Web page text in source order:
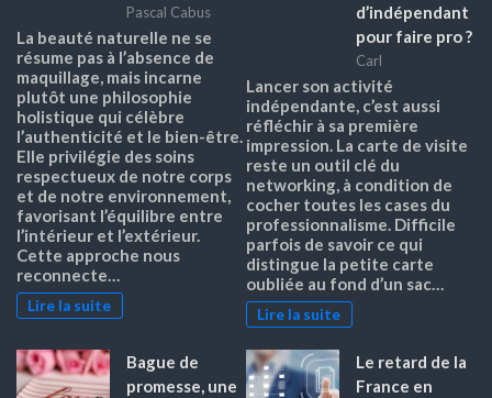
Pascal Cabus
La beauté naturelle ne se
résume pas à l’absence de
maquillage, mais incarne
plutôt une philosophie
holistique qui célèbre
l’authenticité et le bien-être.
Elle privilégie des soins
respectueux de notre corps
et de notre environnement,
favorisant l’équilibre entre
l’intérieur et l’extérieur.
Cette approche nous
reconnecte…
Lire la suite
d’indépendant
pour faire pro ?
Carl
Lancer son activité
indépendante, c’est aussi
réfléchir à sa première
impression. La carte de visite
reste un outil clé du
networking, à condition de
cocher toutes les cases du
professionnalisme. Difficile
parfois de savoir ce qui
distingue la petite carte
oubliée au fond d’un sac…
Lire la suite
Bague de
promesse, une
Le retard de la
France en